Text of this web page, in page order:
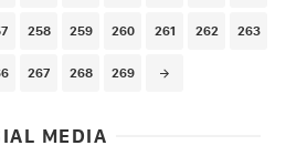
258 259 260 261 262 263
267 268 269
MEDIA